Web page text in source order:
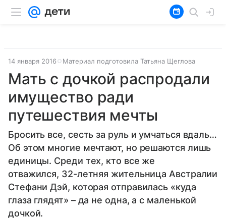
14 января 2016 Материал подготовила Татьяна Щеглова
Мать с дочкой распродали
имущество ради
путешествия мечты
Бросить все, сесть за руль и умчаться вдаль…
Об этом многие мечтают, но решаются лишь
единицы. Среди тех, кто все же
отважился, 32-летняя жительница Австралии
Стефани Дэй, которая отправилась «куда
глаза глядят» – да не одна, а с маленькой
дочкой.